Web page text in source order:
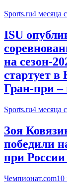
Sports.ru4 месяца
ISU
на сезон-
стартует в
Гран-при
Sports.ru4 месяца
Зоя
победили
при
Чемпионат.com10